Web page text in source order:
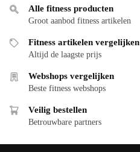
Alle fitness producten
Groot aanbod fitness artikelen
Fitness artikelen vergelijken
Altijd de laagste prijs
Webshops vergelijken
Beste fitness webshops
Veilig bestellen
Betrouwbare partners